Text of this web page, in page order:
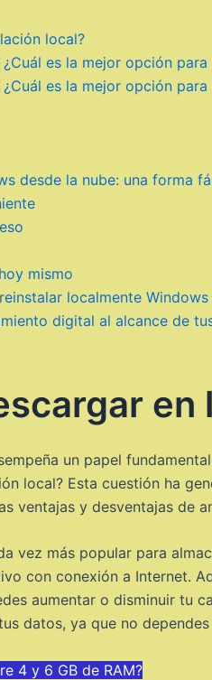
local?
es la mejor opción
es la mejor opción
desde la nube: una forma
mismo
localmente
digital al alcance de
un papel
local? Esta cuestión ha
ventajas y desventajas de
vez más popular para
con conexión a Internet.
aumentar o disminuir tu
datos, ya que no
4 y 6 GB de RAM?